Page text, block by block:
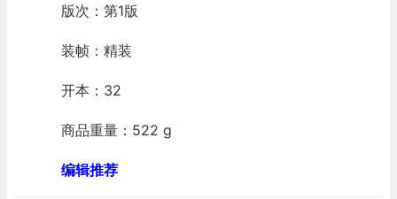
版次：第1版
装帧：精装
开本：32
商品重量：522 g
编辑推荐